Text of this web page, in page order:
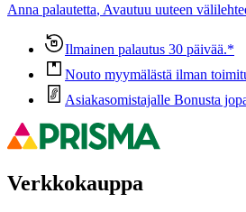
Anna palautetta, Avautuu uuteen
Ilmainen palautus 30 päivää.*
Nouto myymälästä ilman
Asiakasomistajalle Bonusta
Verkkokauppa